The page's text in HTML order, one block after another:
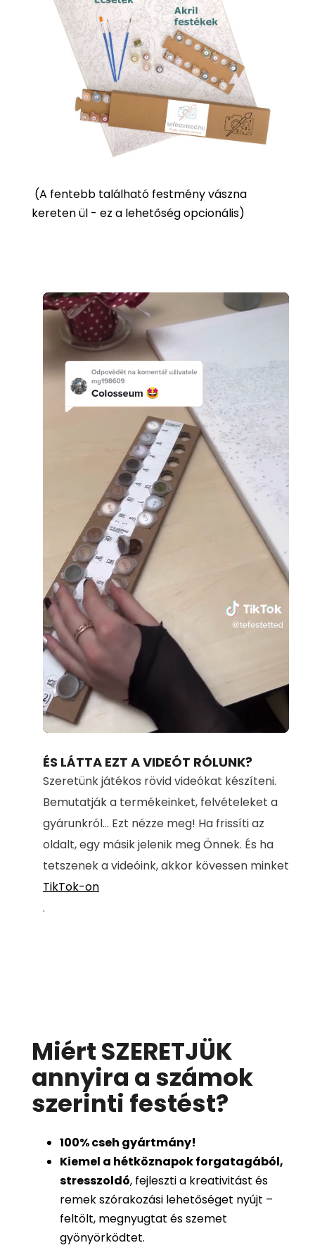
(A fentebb található festmény vászna
kereten ül - ez a lehetőség opcionális)
Loaded
100.00%
ÉS LÁTTA EZT A VIDEÓT RÓLUNK?
Szeretünk játékos rövid videókat készíteni.
Bemutatják a termékeinket, felvételeket a
gyárunkról... Ezt nézze meg! Ha frissíti az
oldalt, egy másik jelenik meg Önnek. És ha
tetszenek a videóink, akkor kövessen minket
TikTok-on
.
Miért SZERETJÜK
annyira a számok
szerinti festést?
100%cseh gyártmány!
Kiemel a hétköznapok forgatagából,
stresszoldó, fejleszti a kreativitást és
remek szórakozási lehetőséget nyújt –
feltölt, megnyugtat és szemet
gyönyörködtet.